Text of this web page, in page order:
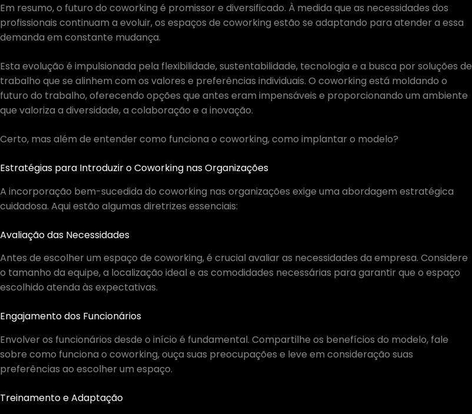
Em resumo, o futuro do coworking é promissor e diversificado. À medida que as necessidades dos
profissionais continuam a evoluir, os espaços de coworking estão se adaptando para atender a essa
demanda em constante mudança.
Esta evolução é impulsionada pela flexibilidade, sustentabilidade, tecnologia e a busca por soluções de
trabalho que se alinhem com os valores e preferências individuais. O coworking está moldando o
futuro do trabalho, oferecendo opções que antes eram impensáveis e proporcionando um ambiente
que valoriza a diversidade, a colaboração e a inovação.
Certo, mas além de entender como funciona o coworking, como implantar o modelo?
Estratégias para Introduzir o Coworking nas Organizações
A incorporação bem-sucedida do coworking nas organizações exige uma abordagem estratégica
cuidadosa. Aqui estão algumas diretrizes essenciais:
Avaliação das Necessidades
Antes de escolher um espaço de coworking, é crucial avaliar as necessidades da empresa. Considere
o tamanho da equipe, a localização ideal e as comodidades necessárias para garantir que o espaço
escolhido atenda às expectativas.
Engajamento dos Funcionários
Envolver os funcionários desde o início é fundamental. Compartilhe os benefícios do modelo, fale
sobre como funciona o coworking, ouça suas preocupações e leve em consideração suas
preferências ao escolher um espaço.
Treinamento e Adaptação